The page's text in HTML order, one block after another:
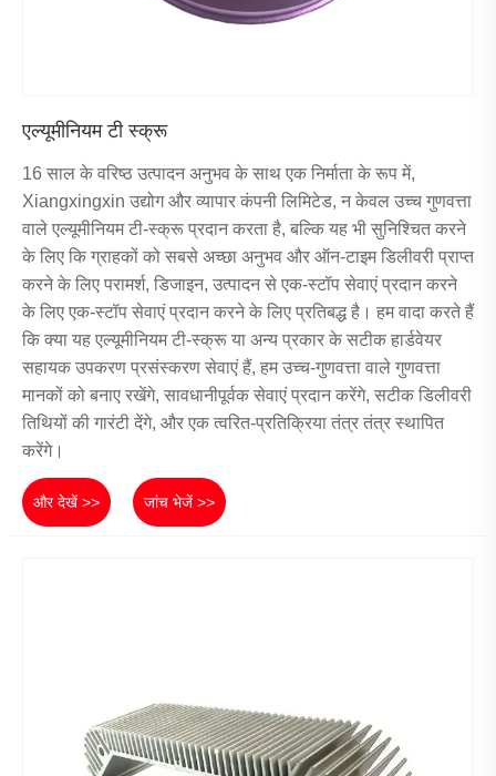
एल्यूमीनियम टी स्क्रू
16 साल के वरिष्ठ उत्पादन अनुभव के साथ एक निर्माता के रूप में,
Xiangxingxin उद्योग और व्यापार कंपनी लिमिटेड, न केवल उच्च गुणवत्ता
वाले एल्यूमीनियम टी-स्क्रू प्रदान करता है, बल्कि यह भी सुनिश्चित करने
के लिए कि ग्राहकों को सबसे अच्छा अनुभव और ऑन-टाइम डिलीवरी प्राप्त
करने के लिए परामर्श, डिजाइन, उत्पादन से एक-स्टॉप सेवाएं प्रदान करने
के लिए एक-स्टॉप सेवाएं प्रदान करने के लिए प्रतिबद्ध है। हम वादा करते हैं
कि क्या यह एल्यूमीनियम टी-स्क्रू या अन्य प्रकार के सटीक हार्डवेयर
सहायक उपकरण प्रसंस्करण सेवाएं हैं, हम उच्च-गुणवत्ता वाले गुणवत्ता
मानकों को बनाए रखेंगे, सावधानीपूर्वक सेवाएं प्रदान करेंगे, सटीक डिलीवरी
तिथियों की गारंटी देंगे, और एक त्वरित-प्रतिक्रिया तंत्र तंत्र स्थापित
करेंगे।
और देखें >> जांच भेजें >>